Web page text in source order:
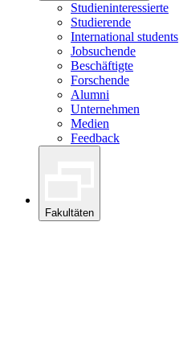
Studieninteressierte
Studierende
International students
Jobsuchende
Beschäftigte
Forschende
Alumni
Unternehmen
Medien
Feedback
Fakultäten